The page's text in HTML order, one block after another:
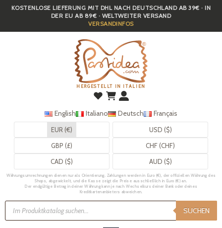
Skip
KOSTENLOSE LIEFERUNG MIT DHL NACH DEUTSCHLAND AB 39€ · IN
DER EU AB 89€ · WELTWEITER VERSAND
VERSANDINFOS
HERGESTELLT IN ITALIEN
English Italiano Deutsch Français
EUR (€)
USD ($)
GBP (£)
CHF (CHF)
CAD ($)
AUD ($)
Währungsumrechnungen dienen nur als Orientierung. Zahlungen werden in Euro (€), der offiziellen Währung des
Shops, abgewickelt, und die Kasse zeigt die Preise ausschließlich in Euro (€) an.
Der endgültige Betrag in deiner Währung kann je nach Wechselkurs deiner Bank oder deines
Kreditkartenanbieters abweichen.
Products
search SUCHEN